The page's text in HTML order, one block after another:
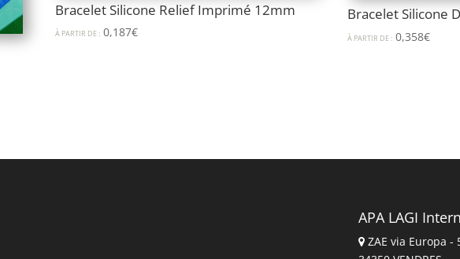
Bracelet Silicone Relief Imprimé 12mm
À PARTIR DE : 0,187€
Bracelet Silicone
À PARTIR DE : 0,358€
APA LAGI
ZAE via Europa -